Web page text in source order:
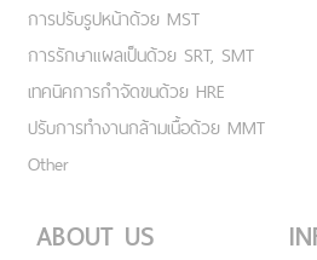
การปรับรูปหน้าด้วย MST
การรักษาแผลเป็นด้วย SRT, SMT
เทคนิคการกำจัดขนด้วย HRE
ปรับการทำงานกล้ามเนื้อด้วย MMT
Other
ABOUT US